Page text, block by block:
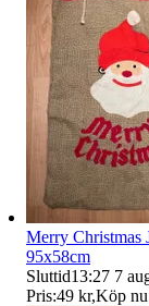
Merry Christmas
95x58cm
Sluttid13:27 7
Pris:49 kr,Köp nu